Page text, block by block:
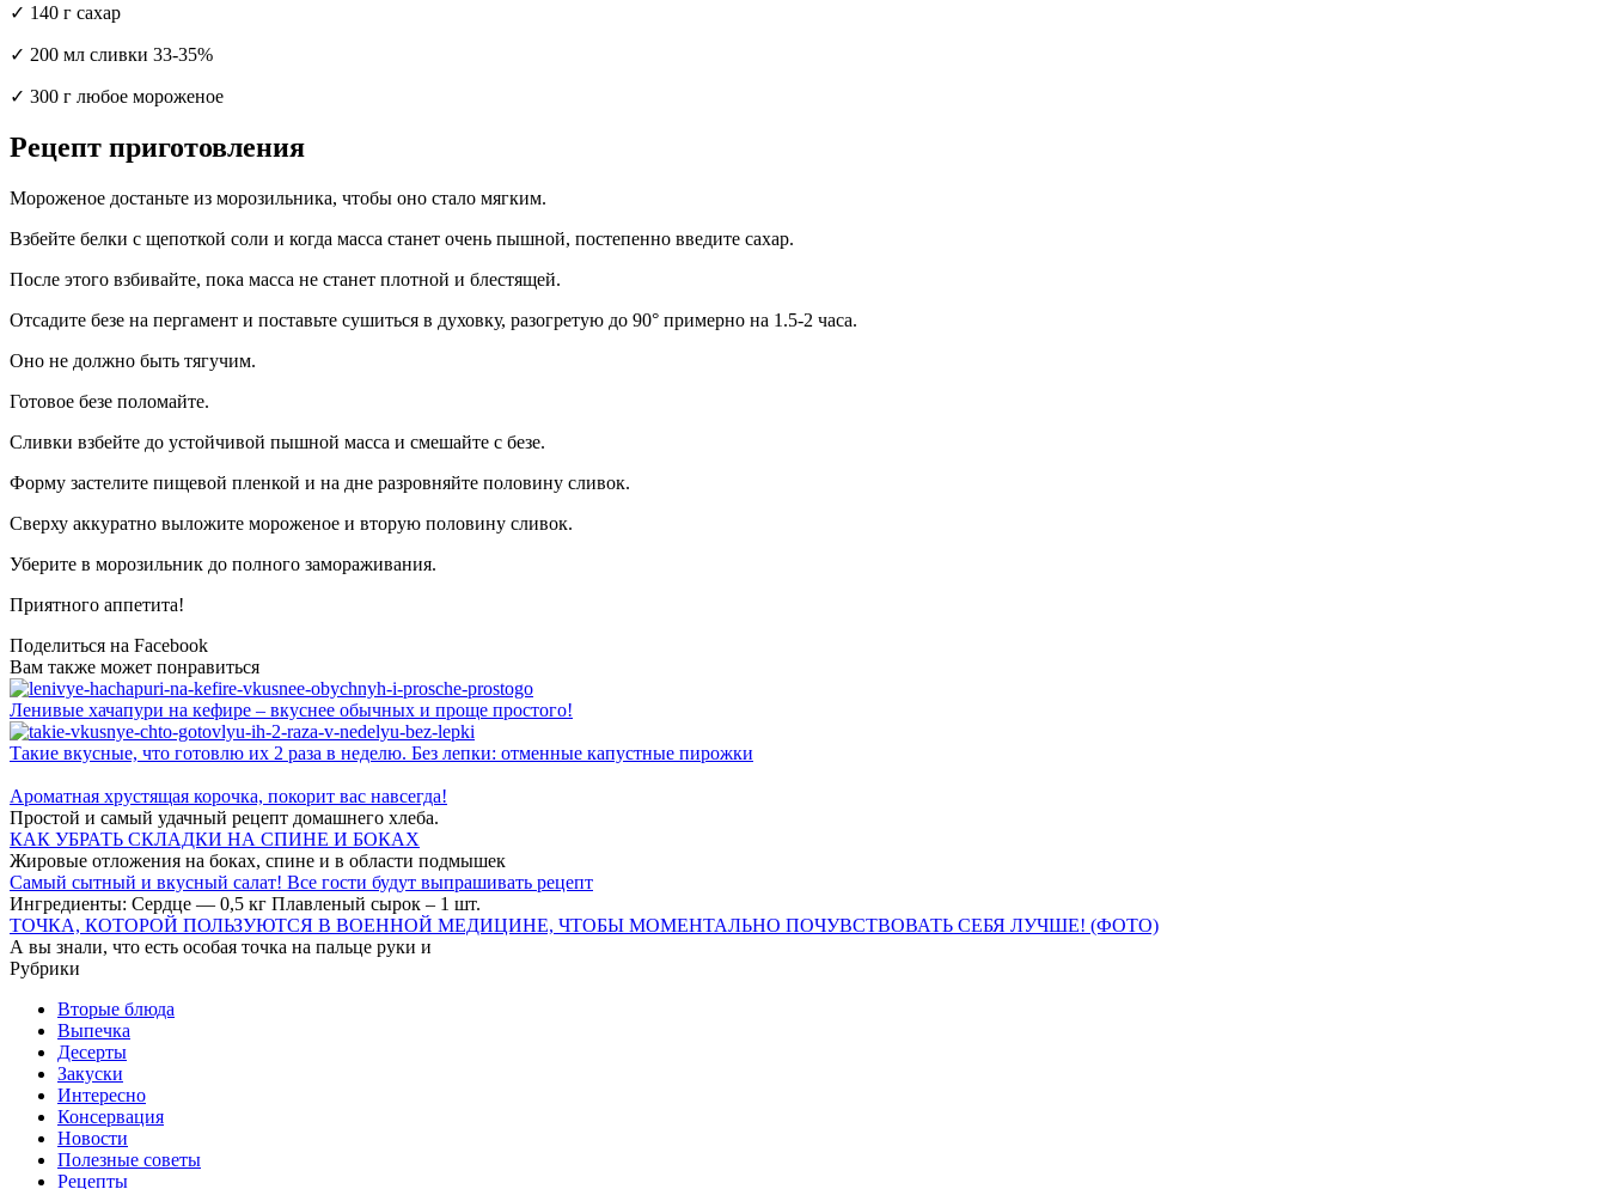
✓ 140 г сахар
✓ 200 мл сливки 33-35%
✓ 300 г любое мороженое
Рецепт приготовления
Мороженое достаньте из морозильника, чтобы оно стало мягким.
Взбейте белки с щепоткой соли и когда масса станет очень пышной, постепенно введите сахар.
После этого взбивайте, пока масса не станет плотной и блестящей.
Отсадите безе на пергамент и поставьте сушиться в духовку, разогретую до 90° примерно на 1.5-2 часа.
Оно не должно быть тягучим.
Готовое безе поломайте.
Сливки взбейте до устойчивой пышной масса и смешайте с безе.
Форму застелите пищевой пленкой и на дне разровняйте половину сливок.
Сверху аккуратно выложите мороженое и вторую половину сливок.
Уберите в морозильник до полного замораживания.
Приятного аппетита!
Поделиться на Facebook
Вам также может понравиться
Ленивые хачапури на кефире – вкуснее обычных и проще простого!
Такие вкусные, что готовлю их 2 раза в неделю. Без лепки: отменные капустные пирожки
Ароматная хрустящая корочка, покорит вас навсегда!
Простой и самый удачный рецепт домашнего хлеба.
КАК УБРАТЬ СКЛАДКИ НА СПИНЕ И БОКАХ
Жировые отложения на боках, спине и в области подмышек
Самый сытный и вкусный салат! Все гости будут выпрашивать рецепт
Ингредиенты: Сердце — 0,5 кг Плавленый сырок – 1 шт.
ТОЧКА, КОТОРОЙ ПОЛЬЗУЮТСЯ В ВОЕННОЙ МЕДИЦИНЕ, ЧТОБЫ МОМЕНТАЛЬНО ПОЧУВСТВОВАТЬ СЕБЯ ЛУЧШЕ! (ФОТО)
А вы знали, что есть особая точка на пальце руки и
Рубрики
Вторые блюда
Выпечка
Десерты
Закуски
Интересно
Консервация
Новости
Полезные советы
Рецепты